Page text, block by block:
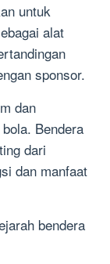
untuk
alat
sponsor.
dan
Bendera
dari
dan manfaat
bendera